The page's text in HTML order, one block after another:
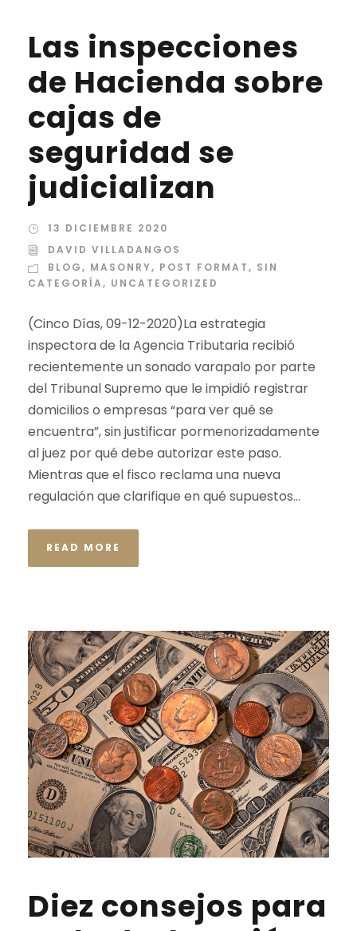
Las inspecciones
de Hacienda sobre
cajas de
seguridad se
judicializan
13 DICIEMBRE 2020
DAVID VILLADANGOS
BLOG, MASONRY, POST FORMAT, SIN
CATEGORÍA, UNCATEGORIZED
(Cinco Días, 09-12-2020)La estrategia
inspectora de la Agencia Tributaria recibió
recientemente un sonado varapalo por parte
del Tribunal Supremo que le impidió registrar
domicilios o empresas “para ver qué se
encuentra”, sin justificar pormenorizadamente
al juez por qué debe autorizar este paso.
Mientras que el fisco reclama una nueva
regulación que clarifique en qué supuestos...
READ MORE
Diez consejos para